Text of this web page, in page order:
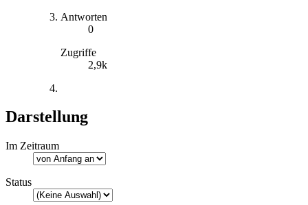
Antworten
0
Zugriffe
2,9k
Darstellung
Im Zeitraum
Status